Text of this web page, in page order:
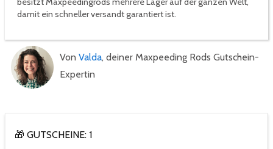
damit ein schneller versandt garantiert ist.
Von Valda, deiner Maxpeeding Rods Gutschein-
Expertin
🎁 GUTSCHEINE: 1